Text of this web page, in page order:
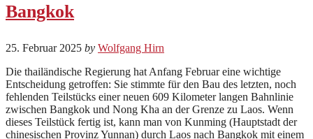
Bangkok
25. Februar 2025 by Wolfgang Hirn
Die thailändische Regierung hat Anfang Februar eine wichtige
Entscheidung getroffen: Sie stimmte für den Bau des letzten, noch
fehlenden Teilstücks einer neuen 609 Kilometer langen Bahnlinie
zwischen Bangkok und Nong Kha an der Grenze zu Laos. Wenn
dieses Teilstück fertig ist, kann man von Kunming (Hauptstadt der
chinesischen Provinz Yunnan) durch Laos nach Bangkok mit einem